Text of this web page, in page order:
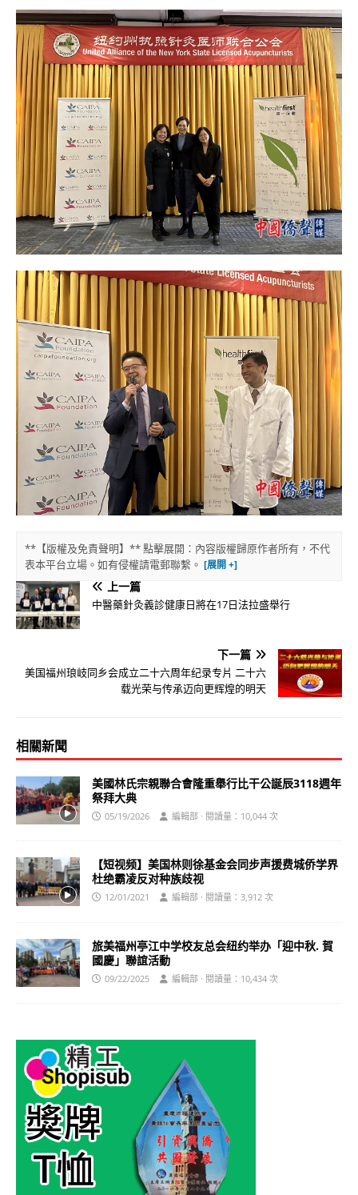
**【版權及免責聲明】** 點擊展開：內容版權歸原作者所有，不代
表本平台立場。如有侵權請電郵聯繫。
上一篇
中醫藥針灸義診健康日將在17日法拉盛舉行
下一篇
美国福州琅岐同乡会成立二十六周年纪录专片 二十六
载光荣与传承迈向更辉煌的明天
相關新聞
美國林氏宗親聯合會隆重舉行比干公誕辰3118週年
祭拜大典
05/19/2026 編輯部 · 閱讀量：10,044 次
【短视频】美国林则徐基金会同步声援费城侨学界
杜绝霸凌反对种族歧视
12/01/2021 編輯部 · 閱讀量：3,912 次
旅美福州亭江中学校友总会纽约举办「迎中秋. 賀
國慶」聯誼活動
09/22/2025 編輯部 · 閱讀量：10,434 次